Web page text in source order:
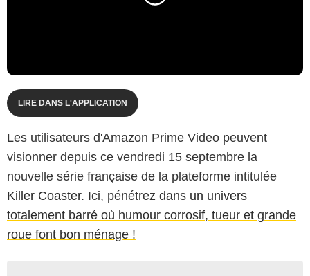
LIRE DANS L'APPLICATION
Les utilisateurs d'Amazon Prime Video peuvent
visionner depuis ce vendredi 15 septembre la
nouvelle série française de la plateforme intitulée
Killer Coaster. Ici, pénétrez dans un univers
totalement barré où humour corrosif, tueur et grande
roue font bon ménage !